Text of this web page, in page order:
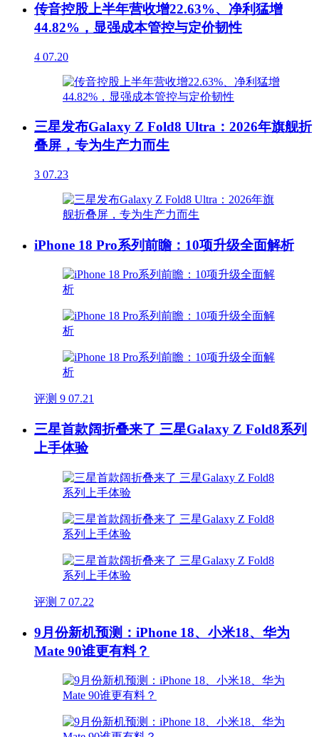
传音控股上半年营收增22.63%、净利猛增
44.82%，显强成本管控与定价韧性
4 07.20
三星发布Galaxy Z Fold8 Ultra：2026年旗舰折
叠屏，专为生产力而生
3 07.23
iPhone 18 Pro系列前瞻：10项升级全面解析
评测 9 07.21
三星首款阔折叠来了 三星Galaxy Z Fold8系列
上手体验
评测 7 07.22
9月份新机预测：iPhone 18、小米18、华为
Mate 90谁更有料？